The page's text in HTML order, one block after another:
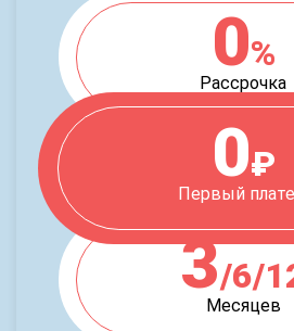
0%
Рассрочка
0₽
Первый
3/6/
Месяцев